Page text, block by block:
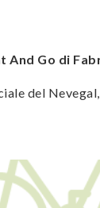
And Go di
del